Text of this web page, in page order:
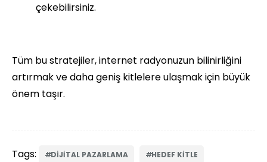
çekebilirsiniz.
Tüm bu stratejiler, internet radyonuzun bilinirliğini
artırmak ve daha geniş kitlelere ulaşmak için büyük
önem taşır.
Tags: DIJITAL PAZARLAMA HEDEF KITLE